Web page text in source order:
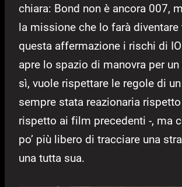
chiara: Bond non è ancora 007,
la missione che lo farà diventare
questa affermazione i rischi di
apre lo spazio di manovra per
sì, vuole rispettare le regole di
sempre stata reazionaria
rispetto ai film precedenti -, ma
po’ più libero di tracciare una
una tutta sua.